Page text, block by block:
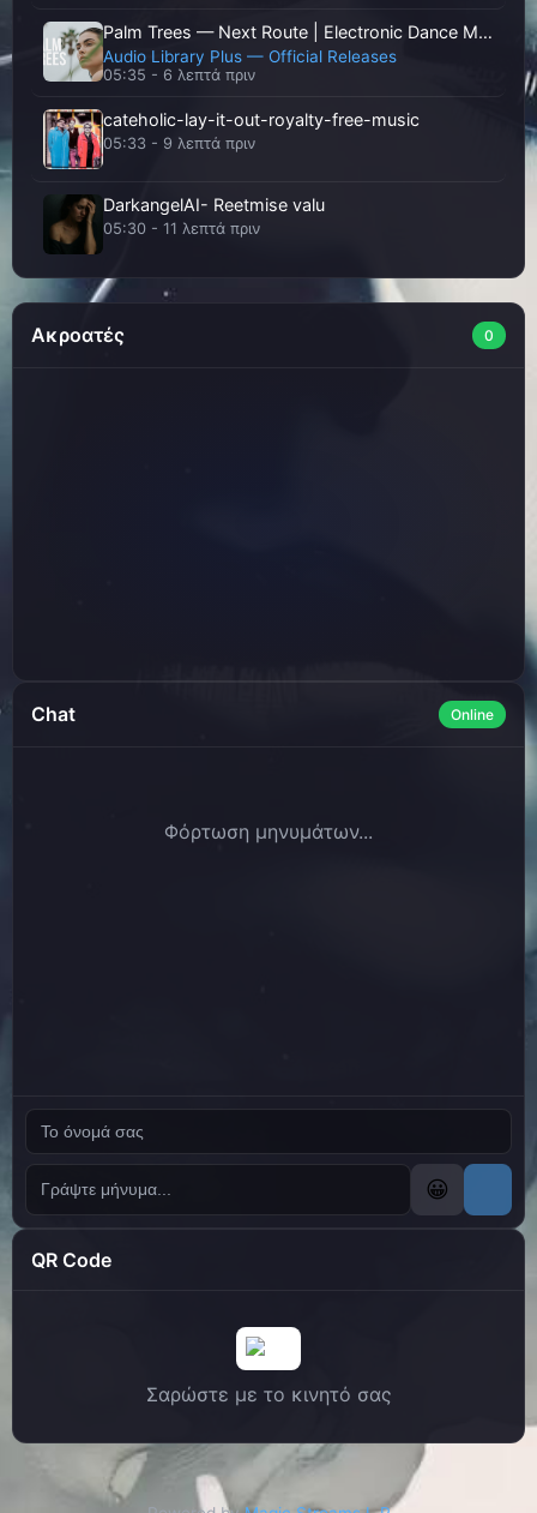
Palm Trees — Next Route | Electronic Dance Melodic | No Copyright Music
Audio Library Plus — Official Releases
05:35 - 6 λεπτά πριν
cateholic-lay-it-out-royalty-free-music
05:33 - 9 λεπτά πριν
DarkangelAI- Reetmise valu
05:30 - 11 λεπτά πριν
darkangelai-ks-tee
Ακροατές 0
Chat Online
Φόρτωση μηνυμάτων...
😀
QR Code
Σαρώστε με το κινητό σας